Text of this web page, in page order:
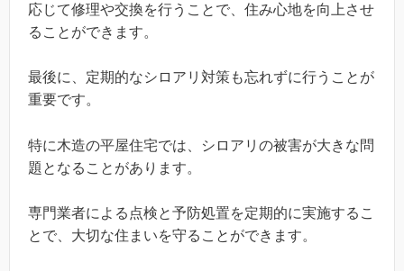
応じて修理や交換を行うことで、住み心地を向上させ
ることができます。
最後に、定期的なシロアリ対策も忘れずに行うことが
重要です。
特に木造の平屋住宅では、シロアリの被害が大きな問
題となることがあります。
専門業者による点検と予防処置を定期的に実施するこ
とで、大切な住まいを守ることができます。